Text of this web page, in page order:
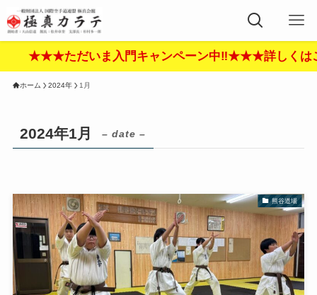
だいま入門キャンペーン中‼︎★★★詳しくはここを
ホーム 2024年 1月
2024年1月 – date –
熊谷道場